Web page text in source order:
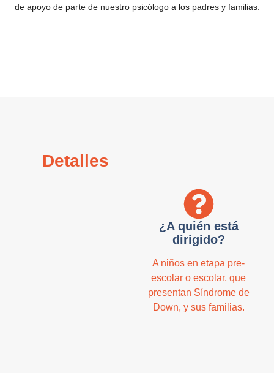
de apoyo de parte de nuestro psicólogo a los padres y familias.
Detalles
¿A quién está
dirigido?
A niños en etapa pre-
escolar o escolar, que
presentan Síndrome de
Down, y sus familias.